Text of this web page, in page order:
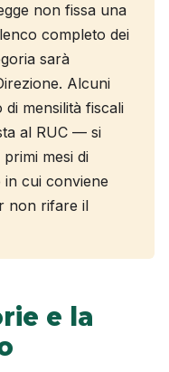
non fissa una
completo dei
sarà
Alcuni
mensilità fiscali
al RUC — si
mesi di
in cui conviene
non rifare il
e la